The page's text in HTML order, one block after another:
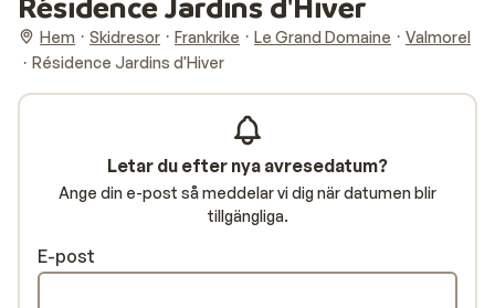
Hem Skidresor Frankrike Le Grand Domaine
Valmorel
Résidence Jardins d'Hiver
Letar du efter nya avresedatum?
Ange din e-post så meddelar vi dig när datumen blir
tillgängliga.
E-post